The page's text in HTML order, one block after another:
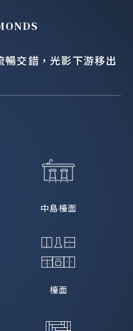
交錯，光影下游移出
中島檯面
檯面